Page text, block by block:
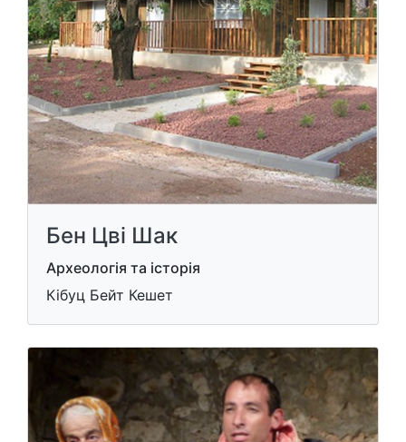
Бен Цві Шак
Археологія та історія
Кібуц Бейт Кешет